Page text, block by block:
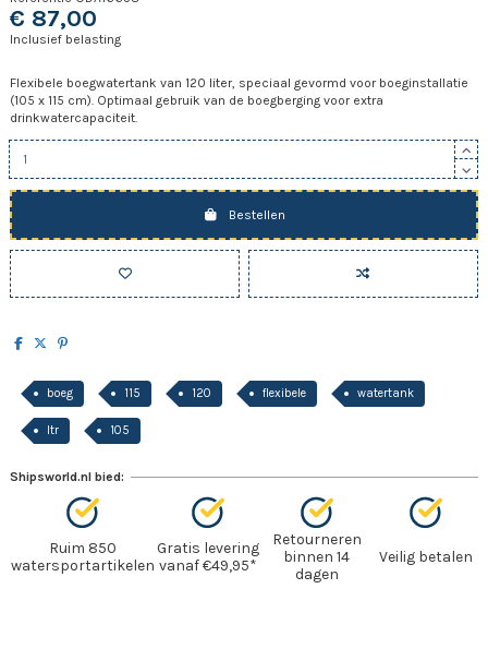
€ 87,00
Inclusief belasting
Flexibele boegwatertank van 120 liter, speciaal gevormd voor boeginstallatie
(105 x 115 cm). Optimaal gebruik van de boegberging voor extra
drinkwatercapaciteit.
Bestellen
boeg 115 120 flexibele watertank
ltr 105
Shipsworld.nl bied:
Ruim 850
watersportartikelen
Gratis levering
vanaf €49,95*
Retourneren
binnen 14
dagen
Veilig betalen